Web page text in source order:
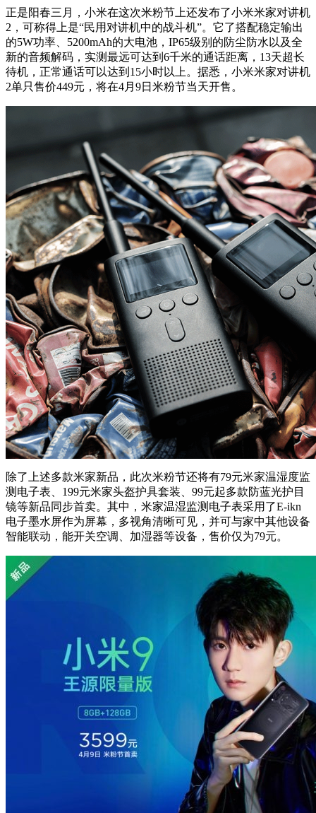
正是阳春三月，小米在这次米粉节上还发布了小米米家对讲机
2，可称得上是“民用对讲机中的战斗机”。它了搭配稳定输出
的5W功率、5200mAh的大电池，IP65级别的防尘防水以及全
新的音频解码，实测最远可达到6千米的通话距离，13天超长
待机，正常通话可以达到15小时以上。据悉，小米米家对讲机
2单只售价449元，将在4月9日米粉节当天开售。
除了上述多款米家新品，此次米粉节还将有79元米家温湿度监
测电子表、199元米家头盔护具套装、99元起多款防蓝光护目
镜等新品同步首卖。其中，米家温湿监测电子表采用了E-ikn
电子墨水屏作为屏幕，多视角清晰可见，并可与家中其他设备
智能联动，能开关空调、加湿器等设备，售价仅为79元。